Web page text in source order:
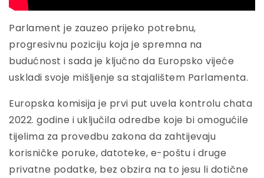
Parlament je zauzeo prijeko potrebnu,
progresivnu poziciju koja je spremna na
budućnost i sada je ključno da Europsko vijeće
uskladi svoje mišljenje sa stajalištem Parlamenta.
Europska komisija je prvi put uvela kontrolu chata
2022. godine i uključila odredbe koje bi omogućile
tijelima za provedbu zakona da zahtijevaju
korisničke poruke, datoteke, e-poštu i druge
privatne podatke, bez obzira na to jesu li dotične